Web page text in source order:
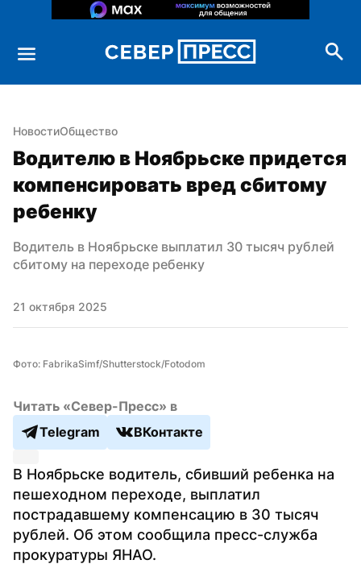
НовостиОбщество
Водителю в Ноябрьске придется
компенсировать вред сбитому
ребенку
Водитель в Ноябрьске выплатил 30 тысяч рублей
сбитому на переходе ребенку
21 октября 2025
Фото: FabrikaSimf/Shutterstock/Fotodom
Читать «Север-Пресс» в
Telegram
ВКонтакте
В Ноябрьске водитель, сбивший ребенка на
пешеходном переходе, выплатил
пострадавшему компенсацию в 30 тысяч
рублей. Об этом сообщила пресс-служба
прокуратуры ЯНАО.